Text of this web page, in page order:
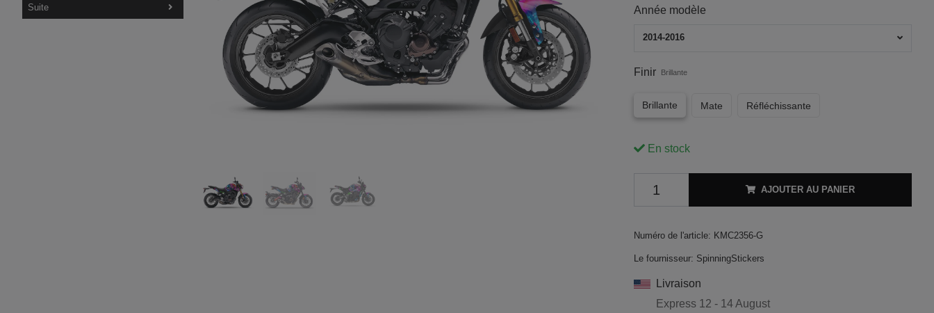
Suite Année modèle
2014-2016
Finir Brillante
Brillante Mate Réfléchissante
En stock
AJOUTER AU PANIER
Numéro de l'article: KMC2356-G
Le fournisseur: SpinningStickers
Livraison
Express 12 - 14 August